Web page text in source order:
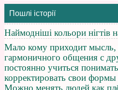
Пошлі історії